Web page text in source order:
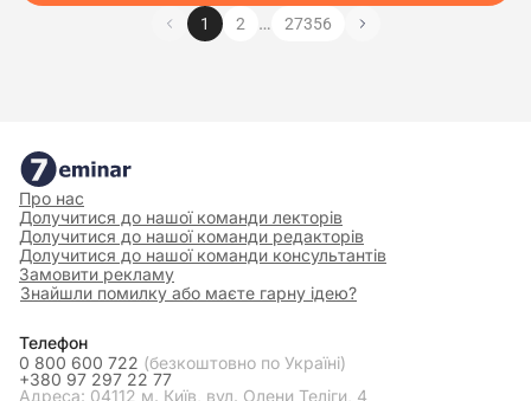
1 2 … 27356
Про нас
Долучитися до нашої команди лекторів
Долучитися до нашої команди редакторів
Долучитися до нашої команди консультантів
Замовити рекламу
Знайшли помилку або маєте гарну ідею?
Телефон
0 800 600 722 (безкоштовно по Україні)
+380 97 297 22 77
Адреса: 04112 м. Київ, вул. Олени Теліги, 4